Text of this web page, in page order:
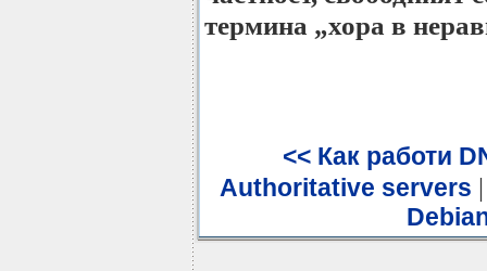
термина „хора в
<< Как работи
Authoritative servers